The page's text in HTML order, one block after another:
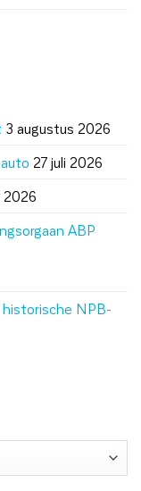
3 augustus 2026
27 juli 2026
2026
ABP
NPB-